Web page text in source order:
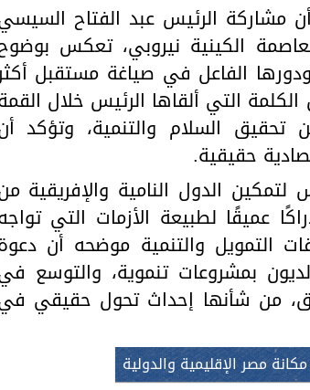
مشاركة الرئيس عبد الفتاح
الكينية نيروبي، تعكس
الفاعل في صياغة مستقبل
التي ألقاها الرئيس خلال
السلام والتنمية، وتؤكد
حقيقية.
الدول النامية والإفريقية
عميقًا لطبيعة الأزمات التي
التمويل والتنمية موضحه أن
بمشروعات تنموية، والتوسع
من شأنها إحداث تحول حقيقي
مصر الإقليمية والدولية